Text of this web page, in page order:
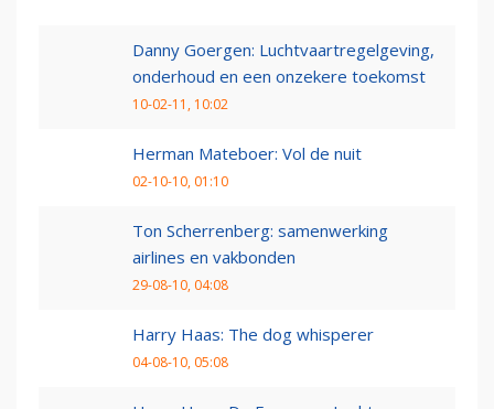
Danny Goergen: Luchtvaartregelgeving,
onderhoud en een onzekere toekomst
10-02-11, 10:02
Herman Mateboer: Vol de nuit
02-10-10, 01:10
Ton Scherrenberg: samenwerking
airlines en vakbonden
29-08-10, 04:08
Harry Haas: The dog whisperer
04-08-10, 05:08